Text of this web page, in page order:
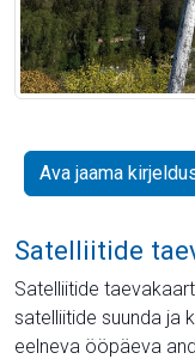
Ava jaama
Satelliitide
Satelliitide
satelliitide suunda ja
eelneva ööpäeva